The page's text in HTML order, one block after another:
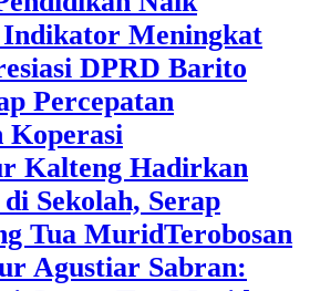
Meningkat
DPRD Barito
Percepatan
Koperasi
Kalteng Hadirkan
Sekolah, Serap
Tua Murid‎Terobosan
Agustiar Sabran: